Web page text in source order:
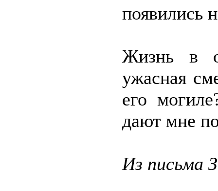
появились
Жизнь в
ужасная
его
дают мне
Из письма